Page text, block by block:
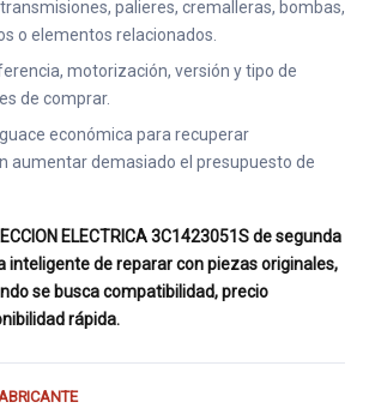
palieres, cremalleras, bombas,
o elementos relacionados.
motorización, versión y tipo de
de comprar.
económica para recuperar
aumentar demasiado el presupuesto de
ELECTRICA 3C1423051S de segunda
inteligente de reparar con piezas originales,
se busca compatibilidad, precio
rápida.